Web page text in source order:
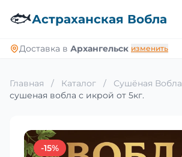
🐟Астраханская Вобла
Доставка в Архангельск изменить
Главная / Каталог / Сушёная Вобла
сушеная вобла с икрой от 5кг.
-15%